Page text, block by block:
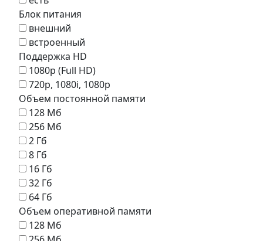
Блок питания
внешний
встроенный
Поддержка HD
1080p (Full HD)
720p, 1080i, 1080p
Объем постоянной памяти
128 Мб
256 Мб
2 Гб
8 Гб
16 Гб
32 Гб
64 Гб
Объем оперативной памяти
128 Мб